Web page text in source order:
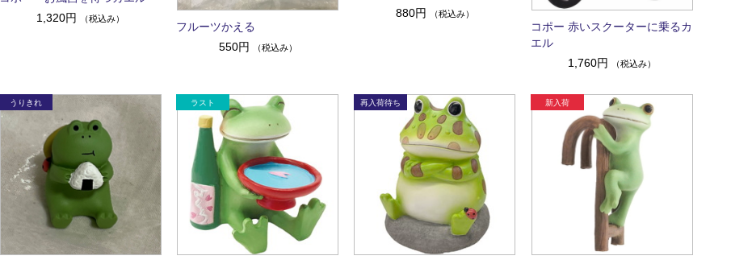
1,320円
（税込み）
フルーツかえる
550円
（税込み）
880円
（税込み）
コポー 赤いスクーターに乗るカ
エル
1,760円
（税込み）